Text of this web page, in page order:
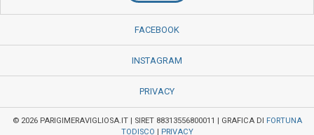
FACEBOOK
INSTAGRAM
PRIVACY
© 2026 PARIGIMERAVIGLIOSA.IT | SIRET 88313556800011 | GRAFICA DI FORTUNA
TODISCO | PRIVACY